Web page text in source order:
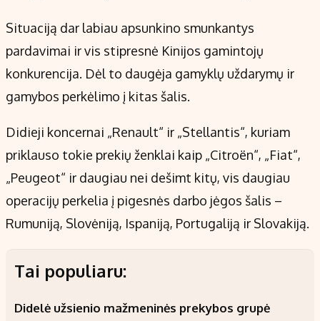
Situaciją dar labiau apsunkino smunkantys
pardavimai ir vis stipresnė Kinijos gamintojų
konkurencija. Dėl to daugėja gamyklų uždarymų ir
gamybos perkėlimo į kitas šalis.
Didieji koncernai „Renault“ ir „Stellantis“, kuriam
priklauso tokie prekių ženklai kaip „Citroën“, „Fiat“,
„Peugeot“ ir daugiau nei dešimt kitų, vis daugiau
operacijų perkelia į pigesnės darbo jėgos šalis –
Rumuniją, Slovėniją, Ispaniją, Portugaliją ir Slovakiją.
Tai populiaru:
Didelė užsienio mažmeninės prekybos grupė